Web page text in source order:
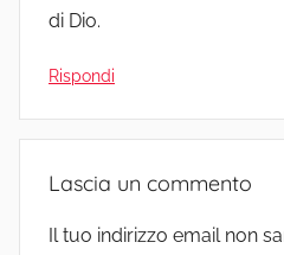
di Dio.
Rispondi
Lascia un commento
Il tuo indirizzo email non